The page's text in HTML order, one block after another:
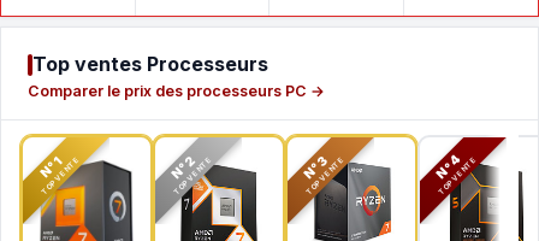
Top ventes Processeurs
Comparer le prix des processeurs PC →
N°1
TOP VENTE N°2
TOP VENTE N°3
TOP VENTE N°4
TOP VENTE